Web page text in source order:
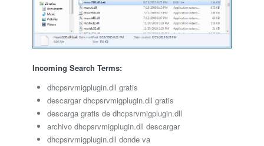
Incoming Search Terms:
dhcpsrvmigplugin.dll gratis
descargar dhcpsrvmigplugin.dll gratis
descarga gratis de dhcpsrvmigplugin.dll
archivo dhcpsrvmigplugin.dll descargar
dhcpsrvmigplugin.dll donde va